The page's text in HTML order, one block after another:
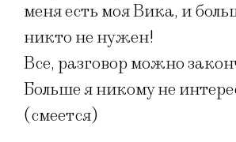
меня есть моя Вика, и
никто не нужен!
Все, разговор можно
Больше я никому не
(смеется)